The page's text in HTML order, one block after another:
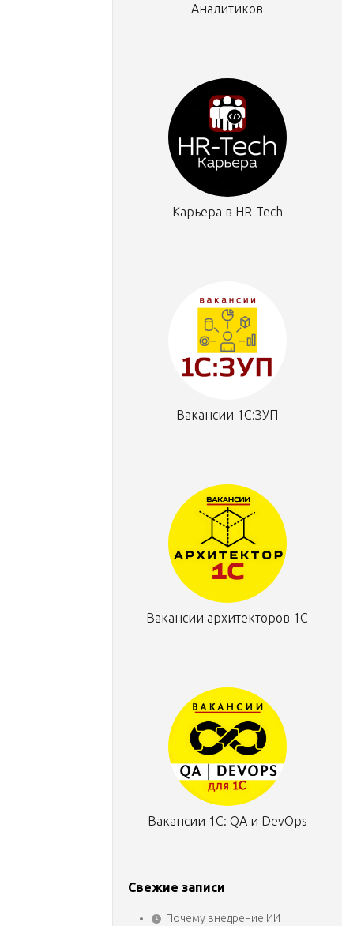
Аналитиков
Карьера в HR-Tech
Вакансии 1С:ЗУП
Вакансии архитекторов 1С
Вакансии 1С: QA и DevOps
Свежие записи
Почему внедрение ИИ